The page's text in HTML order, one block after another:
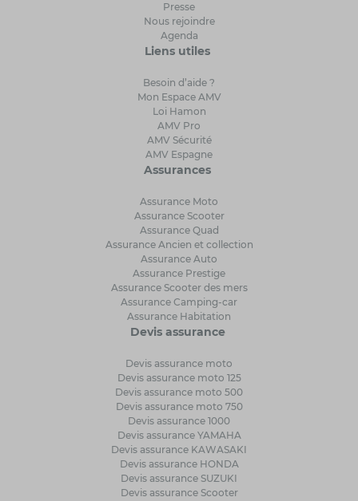
Presse
Nous rejoindre
Agenda
Liens utiles
Besoin d’aide ?
Mon Espace AMV
Loi Hamon
AMV Pro
AMV Sécurité
AMV Espagne
Assurances
Assurance Moto
Assurance Scooter
Assurance Quad
Assurance Ancien et collection
Assurance Auto
Assurance Prestige
Assurance Scooter des mers
Assurance Camping-car
Assurance Habitation
Devis assurance
Devis assurance moto
Devis assurance moto 125
Devis assurance moto 500
Devis assurance moto 750
Devis assurance 1000
Devis assurance YAMAHA
Devis assurance KAWASAKI
Devis assurance HONDA
Devis assurance SUZUKI
Devis assurance Scooter